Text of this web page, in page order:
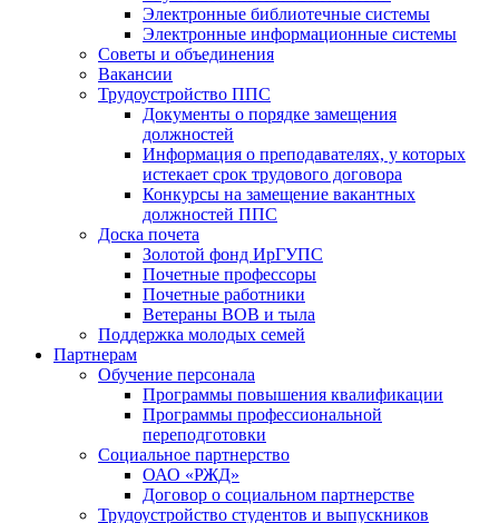
Электронные библиотечные системы
Электронные информационные системы
Советы и объединения
Вакансии
Трудоустройство ППС
Документы о порядке замещения
должностей
Информация о преподавателях, у которых
истекает срок трудового договора
Конкурсы на замещение вакантных
должностей ППС
Доска почета
Золотой фонд ИрГУПС
Почетные профессоры
Почетные работники
Ветераны ВОВ и тыла
Поддержка молодых семей
Партнерам
Обучение персонала
Программы повышения квалификации
Программы профессиональной
переподготовки
Социальное партнерство
ОАО «РЖД»
Договор о социальном партнерстве
Трудоустройство студентов и выпускников